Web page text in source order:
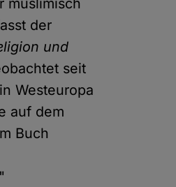
muslimisch
der
und
seit
Westeuropa
auf dem
Buch